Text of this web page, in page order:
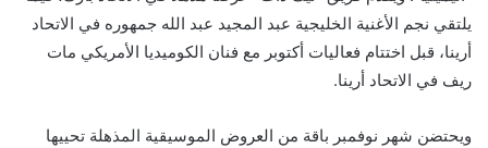
يلتقي نجم الأغنية الخليجية عبد المجيد عبد الله جمهوره في الاتحاد
أرينا، قبل اختتام فعاليات أكتوبر مع فنان الكوميديا الأمريكي مات
ريف في الاتحاد أرينا.
ويحتضن شهر نوفمبر باقة من العروض الموسيقية المذهلة تحييها